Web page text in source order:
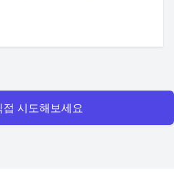
접 시도해보세요